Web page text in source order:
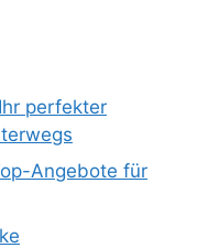
perfekter
Angebote für